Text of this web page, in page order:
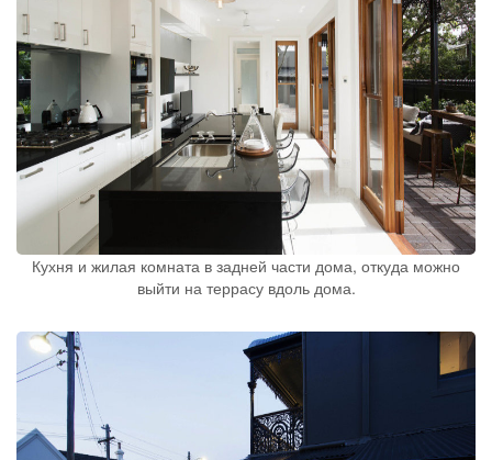
Кухня и жилая комната в задней части дома, откуда можно
выйти на террасу вдоль дома.